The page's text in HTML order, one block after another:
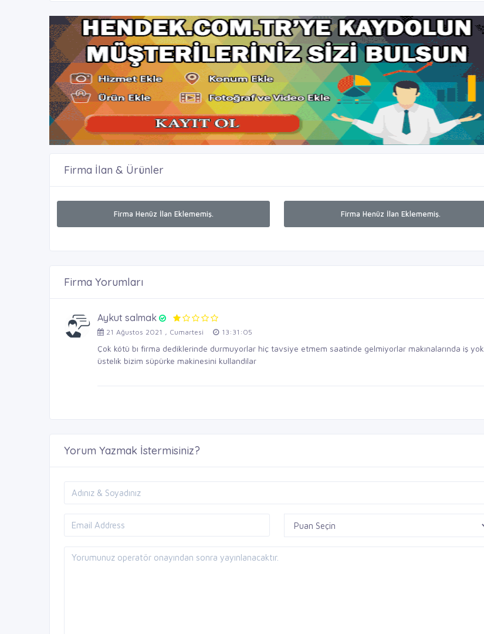
Firma İlan & Ürünler
Firma Henüz İlan Eklememiş. Firma Henüz İlan Eklememiş.
Firma Yorumları
Aykut salmak
21 Ağustos 2021 , Cumartesi 13:31:05
Çok kötü bı firma dediklerinde durmuyorlar hiç tavsiye etmem saatinde gelmiyorlar makınalarında iş yok
üstelık bizim süpürke makinesini kullandilar
Yorum Yazmak İstermisiniz?